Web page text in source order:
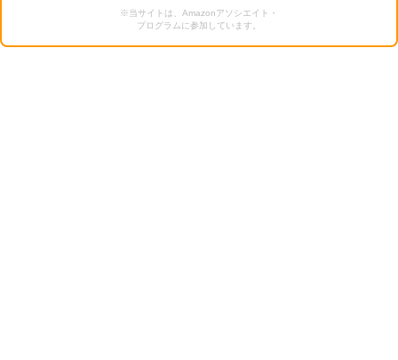
※当サイトは、Amazonアソシエイト・
プログラムに参加しています。